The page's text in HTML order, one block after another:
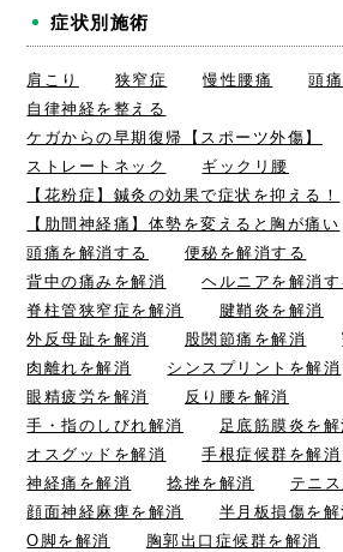
症状別施術
肩こり 狭窄症 慢性腰痛 頭痛
自律神経を整える
ケガからの早期復帰【スポーツ外傷】
ストレートネック
ギックリ腰
【花粉症】鍼灸の効果で症状を抑える！
【肋間神経痛】体勢を変えると胸が痛い
頭痛を解消する
便秘を解消する
背中の痛みを解消
ヘルニアを解消す
脊柱管狭窄症を解消
腱鞘炎を解消
外反母趾を解消
股関節痛を解消
肉離れを解消
シンスプリントを解消
眼精疲労を解消
反り腰を解消
手・指のしびれ解消
足底筋膜炎を解
オスグッドを解消
手根症候群を解消
神経痛を解消
捻挫を解消
テニ
顔面神経麻痺を解消
半月板損傷を解
O脚を解消
胸郭出口症候群を解消